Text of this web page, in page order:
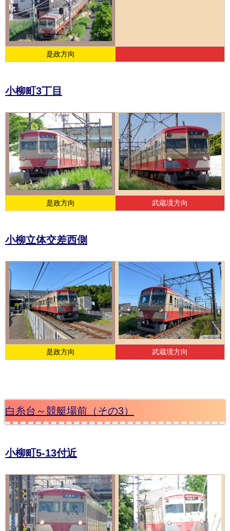
是政方向
小柳町3丁目
是政方向 武蔵境方向
小柳立体交差西側
是政方向 武蔵境方向
白糸台～競艇場前（その3）
小柳町5-13付近